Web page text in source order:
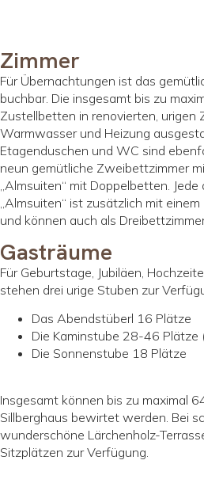
Zimmer
Für Übernachtungen ist das
buchbar. Die insgesamt bis zu
Zustellbetten in renovierten, urigen
Warmwasser und Heizung
Etagenduschen und WC sind
neun gemütliche Zweibettzimmer
„Almsuiten“ mit Doppelbetten.
„Almsuiten“ ist zusätzlich mit
und können auch als
Gasträume
Für Geburtstage, Jubiläen,
stehen drei urige Stuben zur
Das Abendstüberl 16 Plätze
Die Kaminstube 28-46 Plätze
Die Sonnenstube 18 Plätze
Insgesamt können bis zu maximal
Sillberghaus bewirtet werden. Bei
wunderschöne Lärchenholz-
Sitzplätzen zur Verfügung.